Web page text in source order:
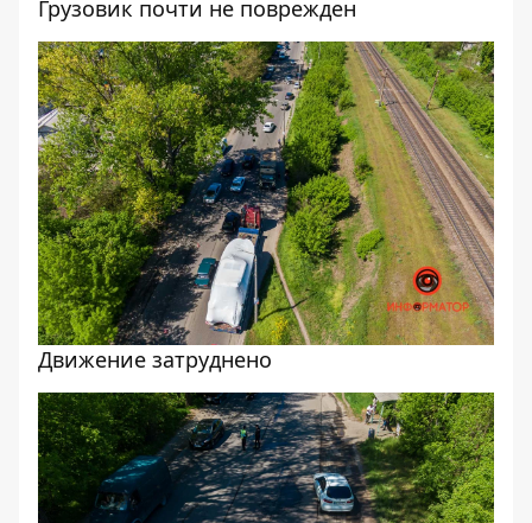
Грузовик почти не поврежден
Движение затруднено